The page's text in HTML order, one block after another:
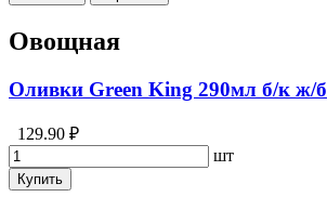
Овощная
Оливки Green King 290мл б/к ж/б
129.90 ₽
шт
Купить